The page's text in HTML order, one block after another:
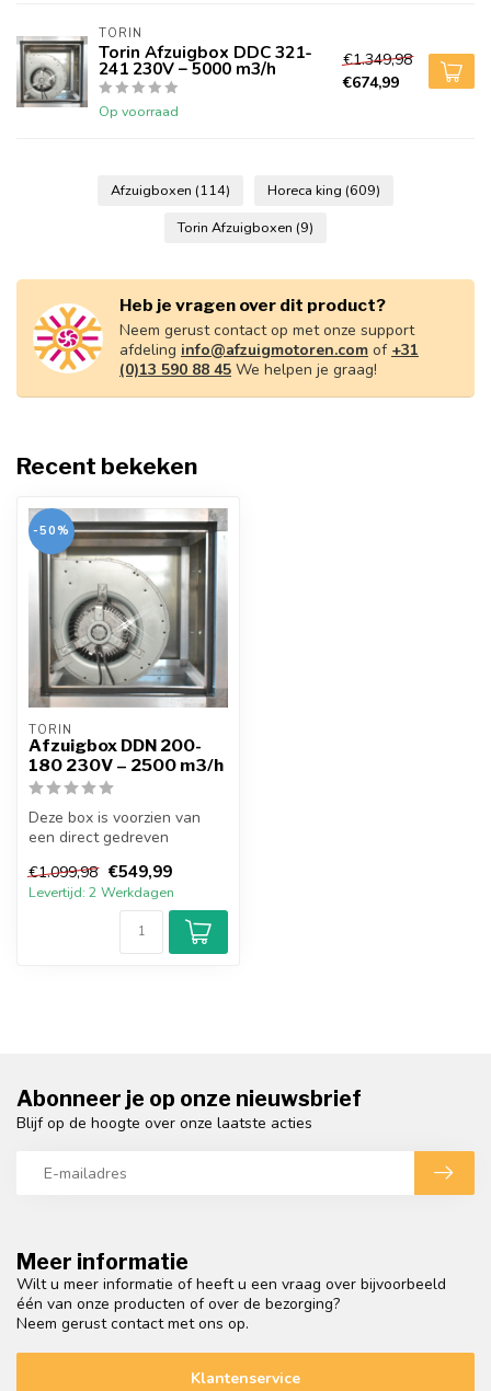
TORIN
Torin Afzuigbox DDC 321-
241 230V – 5000 m3/h
Op voorraad
€1.349,98
€674,99
Afzuigboxen (114) Horeca king (609)
Torin Afzuigboxen (9)
Heb je vragen over dit product?
Neem gerust contact op met onze support
afdeling info@afzuigmotoren.com of +31
(0)13 590 88 45 We helpen je graag!
Recent bekeken
-50%
TORIN
Afzuigbox DDN 200-
180 230V – 2500 m3/h
Deze box is voorzien van
een direct gedreven
in de...
€1.099,98 €549,99
Levertijd: 2 Werkdagen
Meer informatie
Wilt u meer informatie of heeft u een vraag over bijvoorbeeld
één van onze producten of over de bezorging?
Neem gerust contact met ons op.
Klantenservice
Abonneer je op onze nieuwsbrief
Blijf op de hoogte over onze laatste acties